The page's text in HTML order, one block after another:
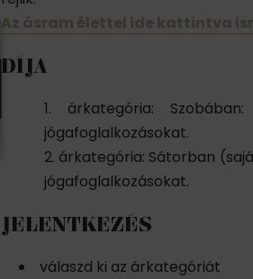
Az ásram élettel ide kattintva
DÍJA
árkategória:
jógafoglalkozásokat.
árkategória: Sátorban
jógafoglalkozásokat.
JELENTKEZÉS
válaszd ki az árkategóriát